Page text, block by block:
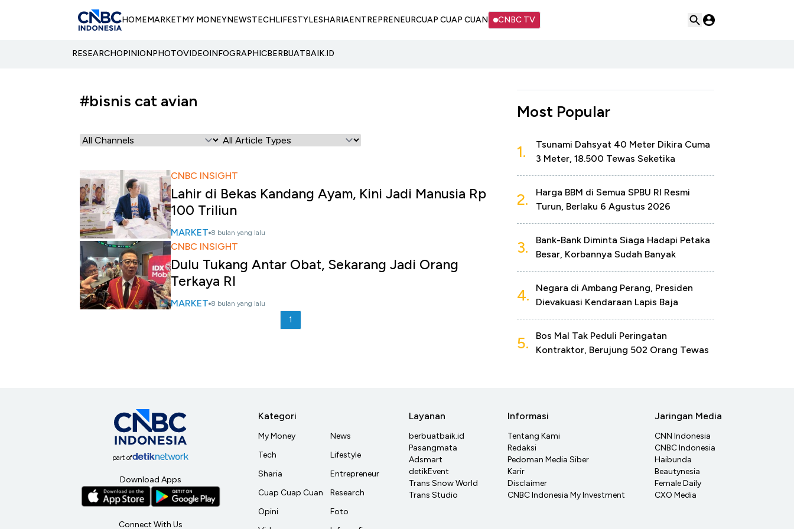
HOMEMARKETMY MONEYNEWSTECHLIFESTYLESHARIAENTREPRENEURCUAP CUAP CUAN CNBC TV
RESEARCHOPINIONPHOTOVIDEOINFOGRAPHICBERBUATBAIK.ID
#bisnis cat avian
CNBC INSIGHT
Lahir di Bekas Kandang Ayam, Kini Jadi Manusia Rp
100 Triliun
MARKET 8 bulan yang lalu
CNBC INSIGHT
Dulu Tukang Antar Obat, Sekarang Jadi Orang
Terkaya RI
MARKET 8 bulan yang lalu
1
Most Popular
1.
Tsunami Dahsyat 40 Meter Dikira Cuma
3 Meter, 18.500 Tewas Seketika
2.
Harga BBM di Semua SPBU RI Resmi
Turun, Berlaku 6 Agustus 2026
3.
Bank-Bank Diminta Siaga Hadapi Petaka
Besar, Korbannya Sudah Banyak
4.
Negara di Ambang Perang, Presiden
Dievakuasi Kendaraan Lapis Baja
5.
Bos Mal Tak Peduli Peringatan
Kontraktor, Berujung 502 Orang Tewas
part of
Download Apps
Connect With Us
Kategori
My Money
Tech
Sharia
Cuap Cuap Cuan
Opini
News
Lifestyle
Entrepreneur
Research
Foto
Layanan
berbuatbaik.id
Pasangmata
Adsmart
detikEvent
Trans Snow World
Trans Studio
Informasi
Tentang Kami
Redaksi
Pedoman Media Siber
Karir
Disclaimer
CNBC Indonesia My Investment
Jaringan Media
CNN Indonesia
CNBC Indonesia
Haibunda
Beautynesia
Female Daily
CXO Media